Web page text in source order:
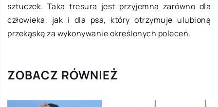
sztuczek. Taka tresura jest przyjemna zarówno dla
człowieka, jak i dla psa, który otrzymuje ulubioną
przekąskę za wykonywanie określonych poleceń.
ZOBACZ RÓWNIEŻ